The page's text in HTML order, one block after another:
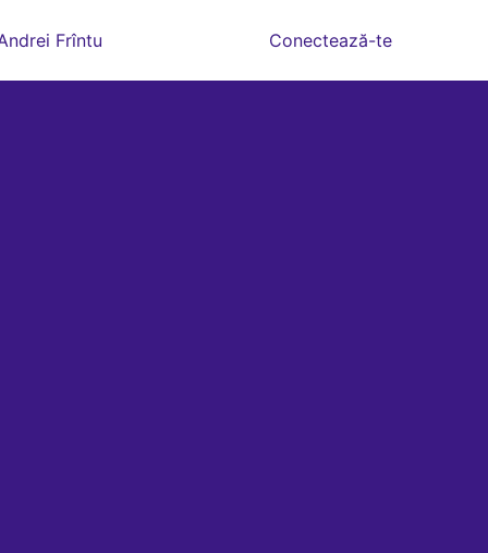
Frîntu Conectează-te